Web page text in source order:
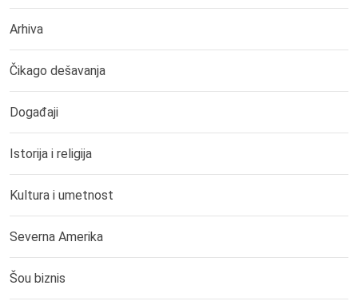
Arhiva
Čikago dešavanja
Događaji
Istorija i religija
Kultura i umetnost
Severna Amerika
Šou biznis